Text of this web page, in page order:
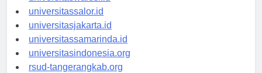
universitaswalesi.id
universitassalor.id
universitasjakarta.id
universitassamarinda.id
universitasindonesia.org